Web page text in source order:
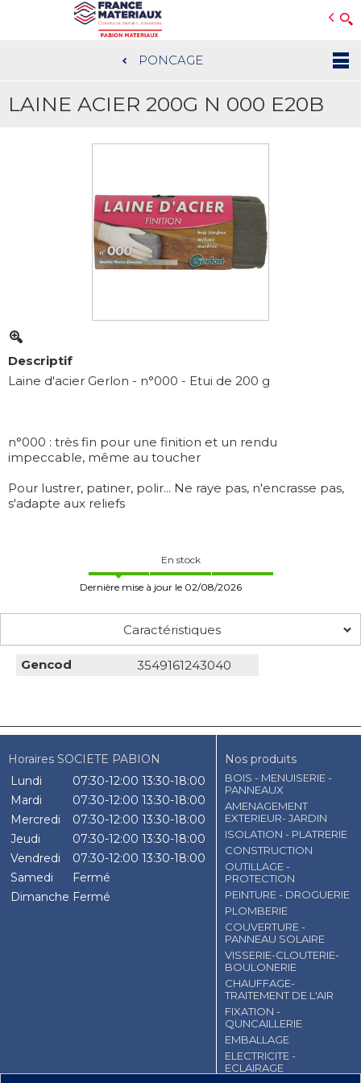
au
contenu
PONCAGE
LAINE ACIER 200G N 000 E20B
Descriptif
Laine d'acier Gerlon - n°000 - Etui de 200 g
n°000 : très fin pour une finition et un rendu
impeccable, même au toucher
Pour lustrer, patiner, polir... Ne raye pas, n'encrasse pas,
s'adapte aux reliefs
En stock
Dernière mise à jour le 02/08/2026
Caractéristiques
Gencod 3549161243040
Horaires SOCIETE PABION
Lundi
07:30-12:00 13:30-18:00
Mardi
07:30-12:00 13:30-18:00
Mercredi
07:30-12:00 13:30-18:00
Jeudi
07:30-12:00 13:30-18:00
Vendredi
07:30-12:00 13:30-18:00
Samedi
Fermé
Dimanche Fermé
Nos produits
BOIS - MENUISERIE -
PANNEAUX
AMENAGEMENT
EXTERIEUR- JARDIN
ISOLATION - PLATRERIE
CONSTRUCTION
OUTILLAGE -
PROTECTION
PEINTURE - DROGUERIE
PLOMBERIE
COUVERTURE -
PANNEAU SOLAIRE
VISSERIE-CLOUTERIE-
BOULONERIE
CHAUFFAGE-
TRAITEMENT DE L'AIR
FIXATION -
QUNCAILLERIE
EMBALLAGE
ELECTRICITE -
ECLAIRAGE